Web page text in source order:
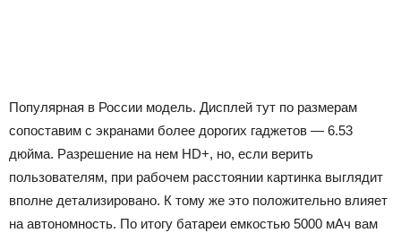
Популярная в России модель. Дисплей тут по размерам
сопоставим с экранами более дорогих гаджетов — 6.53
дюйма. Разрешение на нем HD+, но, если верить
пользователям, при рабочем расстоянии картинка выглядит
вполне детализировано. К тому же это положительно влияет
на автономность. По итогу батареи емкостью 5000 мАч вам